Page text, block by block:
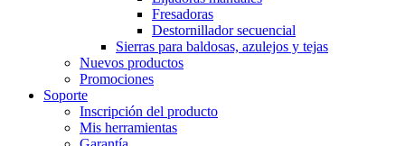
Fresadoras
Destornillador secuencial
Sierras para baldosas, azulejos y tejas
Nuevos productos
Promociones
Soporte
Inscripción del producto
Mis herramientas